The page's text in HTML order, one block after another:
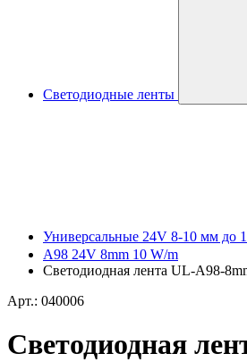
Светодиодные ленты
Универсальные 24V 8-10 мм до
A98 24V 8mm 10 W/m
Светодиодная лента UL-A98-
Арт.: 040006
Светодиодная